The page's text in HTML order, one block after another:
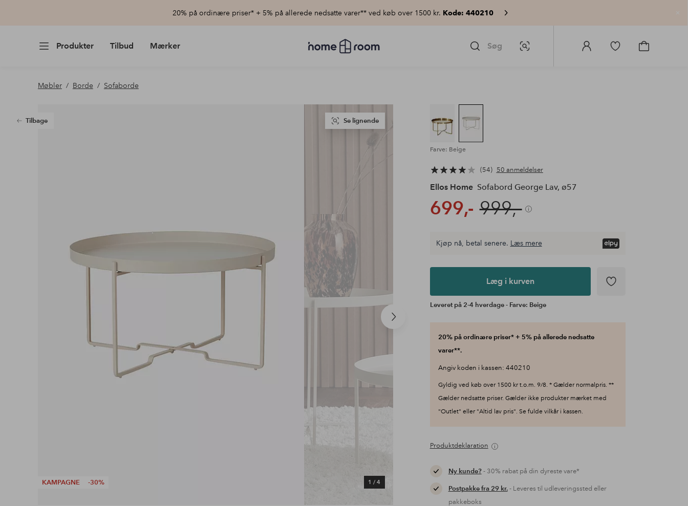
20% på ordinære priser* + 5% på allerede nedsatte varer** ved køb over 1500 kr. Kode: 440210
Produkter Tilbud Mærker
Homeroom
–
pris
Søg Billedsøgning
Log
Gå
Gå
Møbler Borde Sofaborde
Tilbage
Næste
produkt
KAMPAGNE -30% 1 / 4
Se lignende
Farve: Beige
54 50 anmeldelser
Ellos Home Sofabord George Lav, ø57
699,- 999,-
Kjøp nå, betal senere. Læs mere
Læg i kurven
Leveret på 2-4 hverdage - Farve: Beige
20% på ordinære priser* + 5% på allerede nedsatte
varer**.
Angiv koden i kassen: 440210
Gyldig ved køb over 1500 kr t.o.m. 9/8. * Gælder normalpris. **
Gælder nedsatte priser. Gælder ikke produkter mærket med
"Outlet" eller "Altid lav pris". Se fulde vilkår i kassen.
Produktdeklaration
Ny kunde?- 30% rabat på din dyreste vare*
Postpakke fra 29 kr.- Leveres til udleveringssted eller
pakkeboks